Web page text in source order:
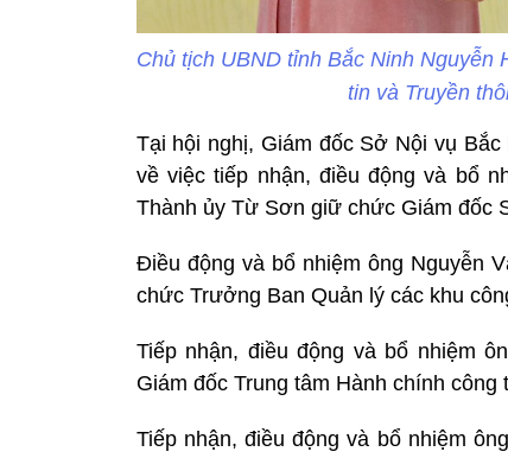
Chủ tịch UBND tỉnh Bắc Ninh
tin và Truyền
Tại hội nghị, Giám đốc Sở Nội vụ
về việc tiếp nhận, điều động và bổ
Thành ủy Từ Sơn giữ chức Giám đốc
Điều động và bổ nhiệm ông Nguyễn
chức Trưởng Ban Quản lý các khu
Tiếp nhận, điều động và bổ nhiệm
Giám đốc Trung tâm Hành chính công
Tiếp nhận, điều động và bổ nhiệm